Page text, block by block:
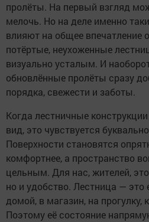
пролёты. На первый взгляд
мелочь. Но на деле именно
влияют на общее впечатление
потёртые, неухоженные
визуально усталым. И
обновлённые пролёты сразу
порядка, свежести и заботы.
Когда лестничные
вид, это чувствуется
Поверхности становятся
комфортнее, а пространство
цельным. Для нас, жителей,
но и удобство. Лестница —
домой, в магазин, на прогулку,
Поэтому её состояние